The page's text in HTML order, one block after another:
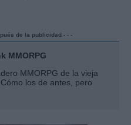
de la publicidad - - -
MMORPG
MMORPG de la vieja
los de antes, pero